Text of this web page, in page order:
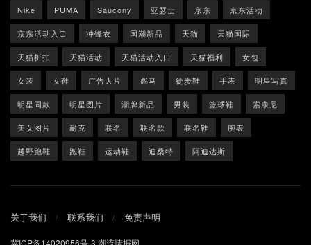
Nike PUMA Saucony 亚瑟士 京东 京东活动
京东活动入口 冲锋衣 国潮新品 天猫 天猫国际
天猫折扣 天猫活动 天猫活动入口 天猫福利 女包
女装 女鞋 广告大片 彪马 徒步鞋 手表 明星写真
明星同款 明星图片 潮牌新品 男装 篮球鞋 索康尼
美女图片 耐克 联名 联名款 联名鞋 腕表
越野跑鞋 跑鞋 运动鞋 迪桑特 阿迪达斯
关于我们 联系我们 免责声明